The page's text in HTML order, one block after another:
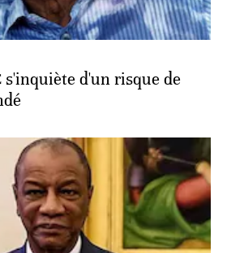
s'inquiète d'un risque de